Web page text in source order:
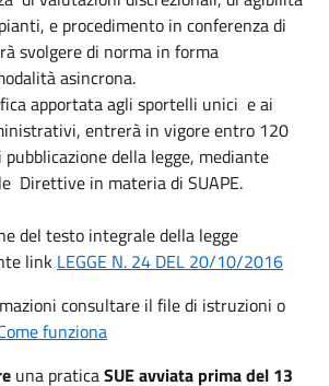
e procedimento in conferenza di
svolgere di norma in forma
asincrona.
apportata agli sportelli unici e ai
entrerà in vigore entro 120
della legge, mediante
Direttive in materia di SUAPE.
del testo integrale della legge
link LEGGE N. 24 DEL 20/10/2016
consultare il file di istruzioni o
funziona
una praticaSUE avviata prima del 13